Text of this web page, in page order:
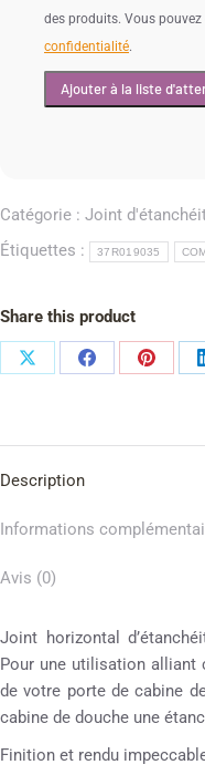
des produits. Vous
confidentialité.
Catégorie : Joint
Étiquettes :
37R019035
Share this product
Description
Informations
Avis (0)
Joint horizontal
Pour une utilisation
de votre porte de cabine
cabine de douche une
Finition et rendu